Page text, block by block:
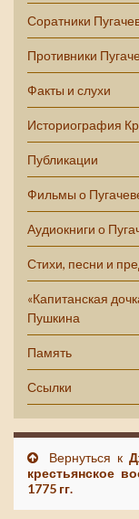
Соратники
Противники
Факты и слухи
Историография
Публикации
Фильмы о
Аудиокниги о
Стихи, песни и
«Капитанская
Пушкина
Память
Ссылки
Вернуться к
крестьянское
1775 гг.